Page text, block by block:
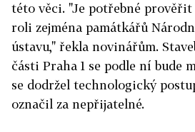
této věci. "Je potřebné
roli zejména památkářů
ústavu," řekla novinářům.
části Praha 1 se podle ní bude
se dodržel technologický
označil za nepřijatelné.